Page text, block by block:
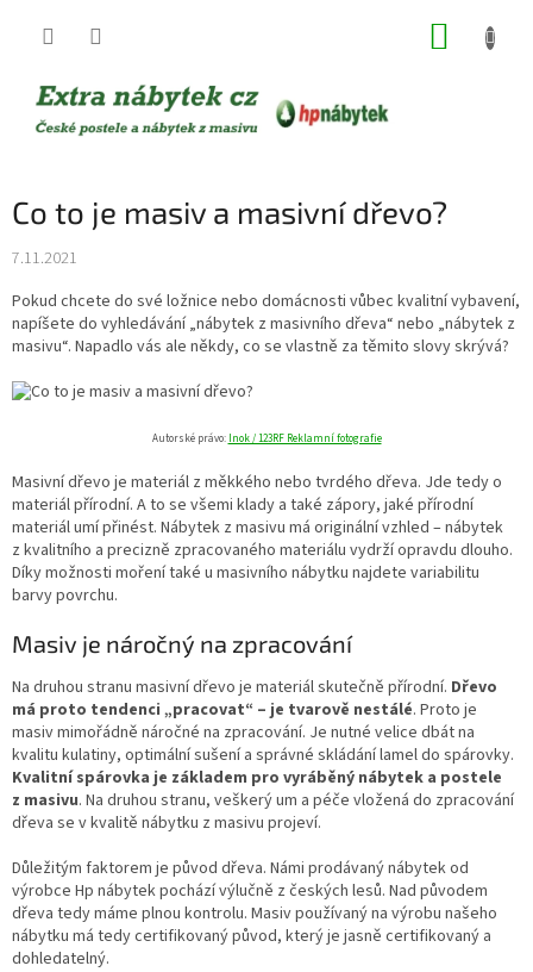
Co to je masiv a masivní dřevo?
7.11.2021
Pokud chcete do své ložnice nebo domácnosti vůbec kvalitní vybavení,
napíšete do vyhledávání „nábytek z masivního dřeva“ nebo „nábytek z
masivu“. Napadlo vás ale někdy, co se vlastně za těmito slovy skrývá?
Autorské právo: Inok / 123RF Reklamní fotografie
Masivní dřevo je materiál z měkkého nebo tvrdého dřeva. Jde tedy o
materiál přírodní. A to se všemi klady a také zápory, jaké přírodní
materiál umí přinést. Nábytek z masivu má originální vzhled – nábytek
z kvalitního a precizně zpracovaného materiálu vydrží opravdu dlouho.
Díky možnosti moření také u masivního nábytku najdete variabilitu
barvy povrchu.
Masiv je náročný na zpracování
Na druhou stranu masivní dřevo je materiál skutečně přírodní. Dřevo
má proto tendenci „pracovat“ – je tvarově nestálé. Proto je
masiv mimořádně náročné na zpracování. Je nutné velice dbát na
kvalitu kulatiny, optimální sušení a správné skládání lamel do spárovky.
Kvalitní spárovka je základem pro vyráběný nábytek a postele
z masivu. Na druhou stranu, veškerý um a péče vložená do zpracování
dřeva se v kvalitě nábytku z masivu projeví.
Důležitým faktorem je původ dřeva. Námi prodávaný nábytek od
výrobce Hp nábytek pochází výlučně z českých lesů. Nad původem
dřeva tedy máme plnou kontrolu. Masiv používaný na výrobu našeho
nábytku má tedy certifikovaný původ, který je jasně certifikovaný a
dohledatelný.